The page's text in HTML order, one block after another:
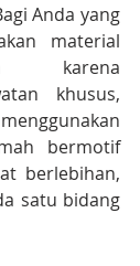
Anda yang
material
karena
khusus,
bermotif
berlebihan,
satu bidang